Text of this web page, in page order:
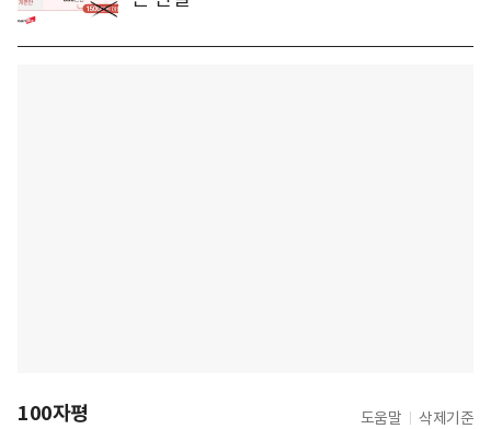
100자평 도움말 삭제기준